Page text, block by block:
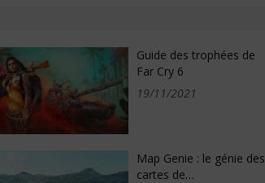
Guide des trophées de
Far Cry 6
19/11/2021
Map Genie : le génie des
cartes de…